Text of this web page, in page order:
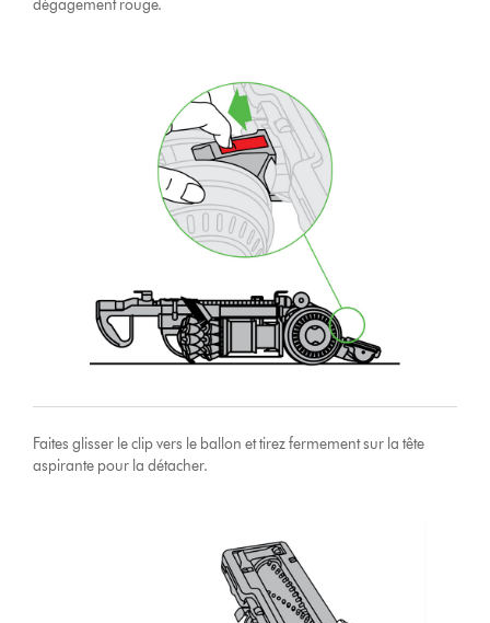
dégagement rouge.
Faites glisser le clip vers le ballon et tirez fermement sur la tête
aspirante pour la détacher.